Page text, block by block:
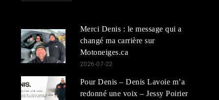
Merci Denis : le message qui a
changé ma carrière sur
Motoneiges.ca
2026-07-22
Pour Denis – Denis Lavoie m’a
redonné une voix – Jessy Poirier